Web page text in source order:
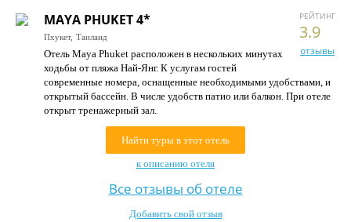
Цены дня
Страны
Как купить
РЕЙТИНГ
3.9
отзывы
MAYA PHUKET 4*
Пхукет, Таиланд
Отель Maya Phuket расположен в нескольких минутах
ходьбы от пляжа Най-Янг. К услугам гостей
современные номера, оснащенные необходимыми удобствами, и
открытый бассейн. В числе удобств патио или балкон. При отеле
открыт тренажерный зал.
Найти туры в этот отель
к описанию отеля
Все отзывы об отеле
Добавить свой отзыв